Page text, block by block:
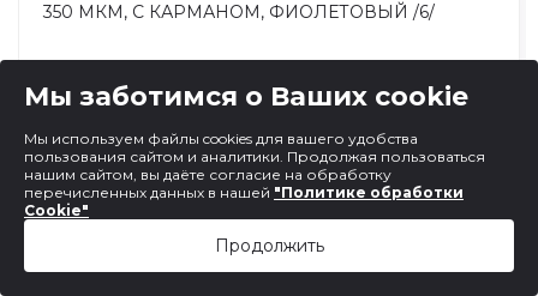
Обложка для паспорта, цвет фиолетовый
Мы заботимся о Ваших cookie
Мы используем файлы cookies для вашего удобства
пользования сайтом и аналитики. Продолжая пользоваться
нашим сайтом, вы даёте согласие на обработку
перечисленных данных в нашей "Политике обработки
Cookie"
Продолжить